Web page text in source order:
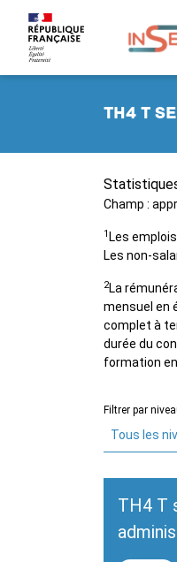
TH4 T
Champ :
1 Les
Les non-
2La
mensuel en
complet à
durée du
formation
Filtrer par
Tous les
TH4 T